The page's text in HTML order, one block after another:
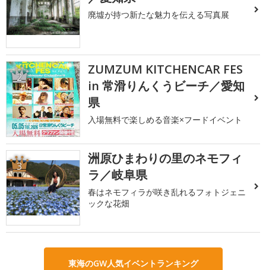
廃墟が持つ新たな魅力を伝える写真展
2
ZUMZUM KITCHENCAR FES
in 常滑りんくうビーチ／愛知
県
入場無料で楽しめる音楽×フードイベント
3
洲原ひまわりの里のネモフィ
ラ／岐阜県
春はネモフィラが咲き乱れるフォトジェニ
ックな花畑
東海のGW人気イベントランキング